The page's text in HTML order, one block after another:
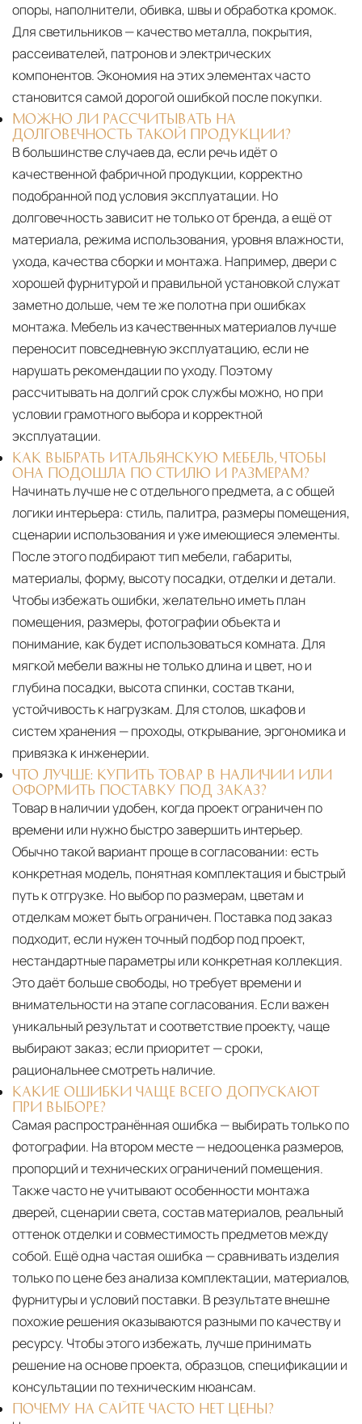
опоры, наполнители, обивка, швы и обработка кромок.
Для светильников — качество металла, покрытия,
рассеивателей, патронов и электрических
компонентов. Экономия на этих элементах часто
становится самой дорогой ошибкой после покупки.
МОЖНО ЛИ РАССЧИТЫВАТЬ НА
ДОЛГОВЕЧНОСТЬ ТАКОЙ ПРОДУКЦИИ?
В большинстве случаев да, если речь идёт о
качественной фабричной продукции, корректно
подобранной под условия эксплуатации. Но
долговечность зависит не только от бренда, а ещё от
материала, режима использования, уровня влажности,
ухода, качества сборки и монтажа. Например, двери с
хорошей фурнитурой и правильной установкой служат
заметно дольше, чем те же полотна при ошибках
монтажа. Мебель из качественных материалов лучше
переносит повседневную эксплуатацию, если не
нарушать рекомендации по уходу. Поэтому
рассчитывать на долгий срок службы можно, но при
условии грамотного выбора и корректной
эксплуатации.
КАК ВЫБРАТЬ ИТАЛЬЯНСКУЮ МЕБЕЛЬ, ЧТОБЫ
ОНА ПОДОШЛА ПО СТИЛЮ И РАЗМЕРАМ?
Начинать лучше не с отдельного предмета, а с общей
логики интерьера: стиль, палитра, размеры помещения,
сценарии использования и уже имеющиеся элементы.
После этого подбирают тип мебели, габариты,
материалы, форму, высоту посадки, отделки и детали.
Чтобы избежать ошибки, желательно иметь план
помещения, размеры, фотографии объекта и
понимание, как будет использоваться комната. Для
мягкой мебели важны не только длина и цвет, но и
глубина посадки, высота спинки, состав ткани,
устойчивость к нагрузкам. Для столов, шкафов и
систем хранения — проходы, открывание, эргономика и
привязка к инженерии.
ЧТО ЛУЧШЕ: КУПИТЬ ТОВАР В НАЛИЧИИ ИЛИ
ОФОРМИТЬ ПОСТАВКУ ПОД ЗАКАЗ?
Товар в наличии удобен, когда проект ограничен по
времени или нужно быстро завершить интерьер.
Обычно такой вариант проще в согласовании: есть
конкретная модель, понятная комплектация и быстрый
путь к отгрузке. Но выбор по размерам, цветам и
отделкам может быть ограничен. Поставка под заказ
подходит, если нужен точный подбор под проект,
нестандартные параметры или конкретная коллекция.
Это даёт больше свободы, но требует времени и
внимательности на этапе согласования. Если важен
уникальный результат и соответствие проекту, чаще
выбирают заказ; если приоритет — сроки,
рациональнее смотреть наличие.
КАКИЕ ОШИБКИ ЧАЩЕ ВСЕГО ДОПУСКАЮТ
ПРИ ВЫБОРЕ?
Самая распространённая ошибка — выбирать только по
фотографии. На втором месте — недооценка размеров,
пропорций и технических ограничений помещения.
Также часто не учитывают особенности монтажа
дверей, сценарии света, состав материалов, реальный
оттенок отделки и совместимость предметов между
собой. Ещё одна частая ошибка — сравнивать изделия
только по цене без анализа комплектации, материалов,
фурнитуры и условий поставки. В результате внешне
похожие решения оказываются разными по качеству и
ресурсу. Чтобы этого избежать, лучше принимать
решение на основе проекта, образцов, спецификации и
консультации по техническим нюансам.
ПОЧЕМУ НА САЙТЕ ЧАСТО НЕТ ЦЕНЫ?